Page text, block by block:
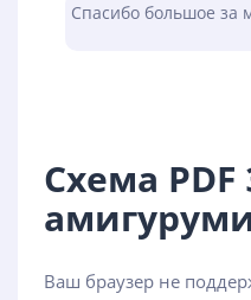
Спасибо большое за
Схема
Ваш браузер не